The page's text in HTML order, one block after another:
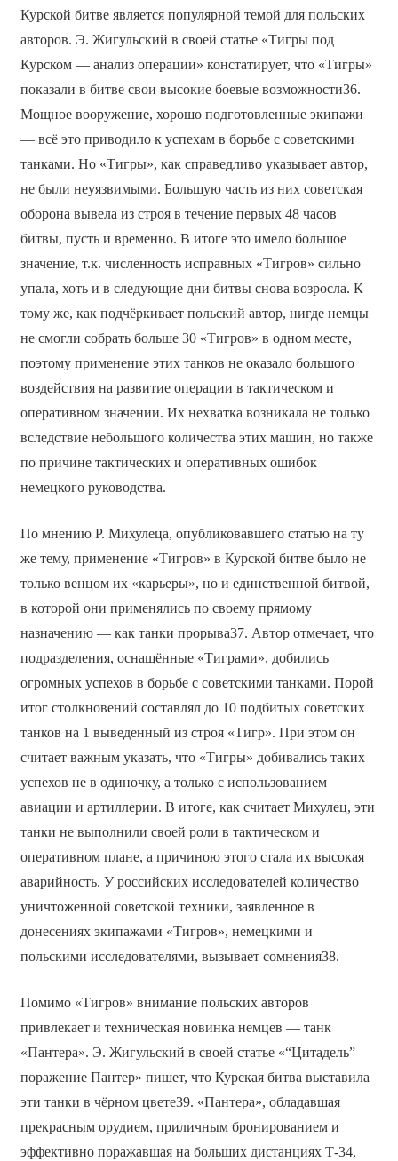
Курской битве является популярной темой для польских
авторов. Э. Жигульский в своей статье «Тигры под
Курском — анализ операции» констатирует, что «Тигры»
показали в битве свои высокие боевые возможности36.
Мощное вооружение, хорошо подготовленные экипажи
— всё это приводило к успехам в борьбе с советскими
танками. Но «Тигры», как справедливо указывает автор,
не были неуязвимыми. Большую часть из них советская
оборона вывела из строя в течение первых 48 часов
битвы, пусть и временно. В итоге это имело большое
значение, т.к. численность исправных «Тигров» сильно
упала, хоть и в следующие дни битвы снова возросла. К
тому же, как подчёркивает польский автор, нигде немцы
не смогли собрать больше 30 «Тигров» в одном месте,
поэтому применение этих танков не оказало большого
воздействия на развитие операции в тактическом и
оперативном значении. Их нехватка возникала не только
вследствие небольшого количества этих машин, но также
по причине тактических и оперативных ошибок
немецкого руководства.
По мнению Р. Михулеца, опубликовавшего статью на ту
же тему, применение «Тигров» в Курской битве было не
только венцом их «карьеры», но и единственной битвой,
в которой они применялись по своему прямому
назначению — как танки прорыва37. Автор отмечает, что
подразделения, оснащённые «Тиграми», добились
огромных успехов в борьбе с советскими танками. Порой
итог столкновений составлял до 10 подбитых советских
танков на 1 выведенный из строя «Тигр». При этом он
считает важным указать, что «Тигры» добивались таких
успехов не в одиночку, а только с использованием
авиации и артиллерии. В итоге, как считает Михулец, эти
танки не выполнили своей роли в тактическом и
оперативном плане, а причиною этого стала их высокая
аварийность. У российских исследователей количество
уничтоженной советской техники, заявленное в
донесениях экипажами «Тигров», немецкими и
польскими исследователями, вызывает сомнения38.
Помимо «Тигров» внимание польских авторов
привлекает и техническая новинка немцев — танк
«Пантера». Э. Жигульский в своей статье «“Цитадель” —
поражение Пантер» пишет, что Курская битва выставила
эти танки в чёрном цвете39. «Пантера», обладавшая
прекрасным орудием, приличным бронированием и
эффективно поражавшая на больших дистанциях Т-34,